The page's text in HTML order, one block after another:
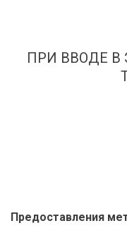
ПРИ ВВОДЕ В
Предоставления